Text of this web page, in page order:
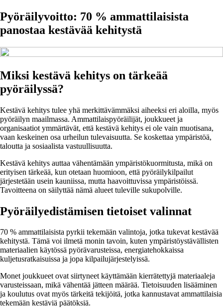
Pyöräilyvoitto: 70 % ammattilaisista
panostaa kestävää kehitystä
Miksi kestävä kehitys on tärkeää
pyöräilyssä?
Kestävä kehitys tulee yhä merkittävämmäksi aiheeksi eri aloilla, myös
pyöräilyn maailmassa. Ammattilaispyöräilijät, joukkueet ja
organisaatiot ymmärtävät, että kestävä kehitys ei ole vain muotisana,
vaan keskeinen osa urheilun tulevaisuutta. Se koskettaa ympäristöä,
taloutta ja sosiaalista vastuullisuutta.
Kestävä kehitys auttaa vähentämään ympäristökuormitusta, mikä on
erityisen tärkeää, kun otetaan huomioon, että pyöräilykilpailut
järjestetään usein kauniissa, mutta haavoittuvissa ympäristöissä.
Tavoitteena on säilyttää nämä alueet tuleville sukupolville.
Pyöräilyedistämisen tietoiset valinnat
70 % ammattilaisista pyrkii tekemään valintoja, jotka tukevat kestävää
kehitystä. Tämä voi ilmetä monin tavoin, kuten ympäristöystävällisten
materiaalien käytössä pyörävarusteissa, energiatehokkaissa
kuljetusratkaisuissa ja jopa kilpailujärjestelyissä.
Monet joukkueet ovat siirtyneet käyttämään kierrätettyjä materiaaleja
varusteissaan, mikä vähentää jätteen määrää. Tietoisuuden lisääminen
ja koulutus ovat myös tärkeitä tekijöitä, jotka kannustavat ammattilaisia
tekemään kestäviä päätöksiä.